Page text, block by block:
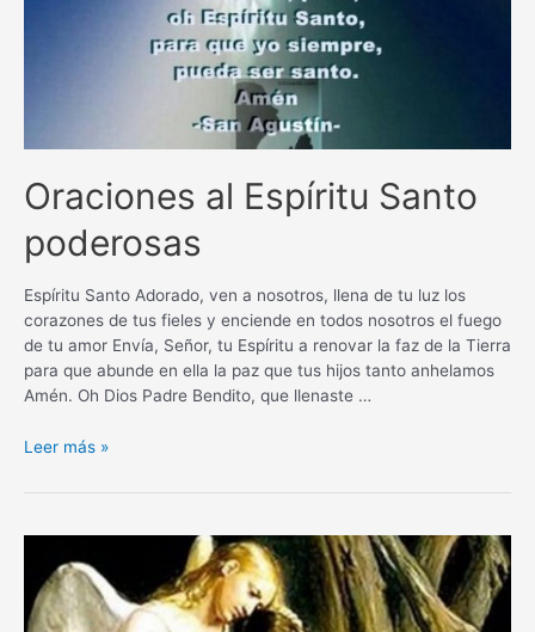
Oraciones al Espíritu Santo
poderosas
Espíritu Santo Adorado, ven a nosotros, llena de tu luz los
corazones de tus fieles y enciende en todos nosotros el fuego
de tu amor Envía, Señor, tu Espíritu a renovar la faz de la Tierra
para que abunde en ella la paz que tus hijos tanto anhelamos
Amén. Oh Dios Padre Bendito, que llenaste …
Oraciones
Espíritu
Leer más »